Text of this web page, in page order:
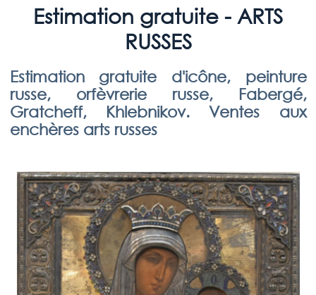
Estimation gratuite - ARTS
RUSSES
Estimation gratuite d'icône, peinture
russe, orfèvrerie russe, Fabergé,
Gratcheff, Khlebnikov. Ventes aux
enchères arts russes